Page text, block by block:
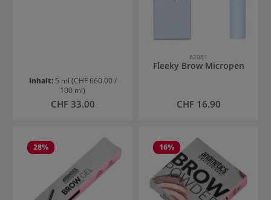
Inhalt: 5 ml (CHF 660.00 /
100 ml)
Regulärer Preis:
CHF 33.00
82081
Fleeky Brow Micropen
Regulärer Preis:
CHF 16.90
28% 16%